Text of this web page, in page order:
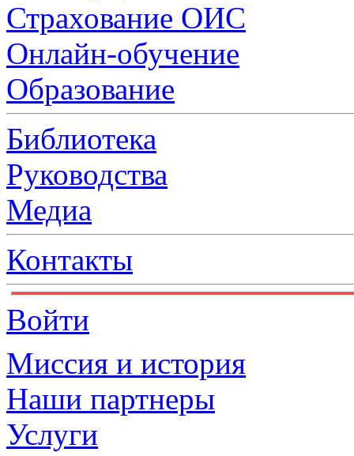
Страхование ОИС
Онлайн-обучение
Образование
Библиотека
Руководства
Медиа
Контакты
Войти
Миссия и история
Наши партнеры
Услуги